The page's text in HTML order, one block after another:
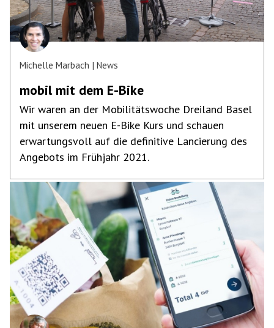
Michelle Marbach News
mobil mit dem E-Bike
Wir waren an der Mobilitätswoche Dreiland Basel
mit unserem neuen E-Bike Kurs und schauen
erwartungsvoll auf die definitive Lancierung des
Angebots im Frühjahr 2021.